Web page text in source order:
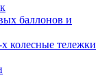
баллонов и
колесные тележки